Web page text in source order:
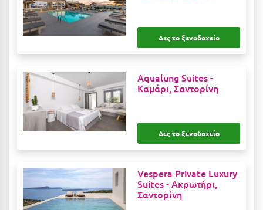
Κάρυστος
Κάσος
Καστοριά
Κατερίνη
Κέα - Τζιά
Κερατέα
Κέρκυρα
Κεφαλονιά
Δες το ξενοδοχείο
Aqualung Suites -
Καμάρι, Σαντορίνη
Δες το ξενοδοχείο
Vespera Private Luxury
Suites -Ακρωτήρι,
Σαντορίνη